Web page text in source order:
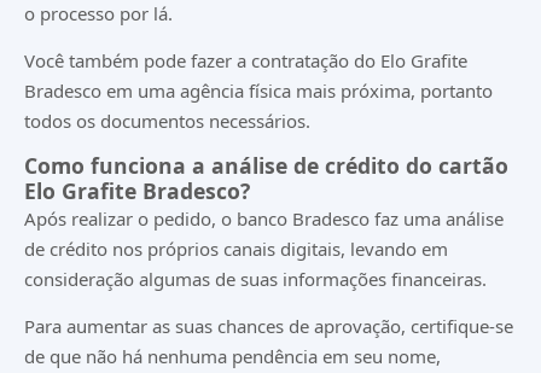
o processo por lá.
Você também pode fazer a contratação do Elo Grafite
Bradesco em uma agência física mais próxima, portanto
todos os documentos necessários.
Como funciona a análise de crédito do cartão
Elo Grafite Bradesco?
Após realizar o pedido, o banco Bradesco faz uma análise
de crédito nos próprios canais digitais, levando em
consideração algumas de suas informações financeiras.
Para aumentar as suas chances de aprovação, certifique-se
de que não há nenhuma pendência em seu nome,